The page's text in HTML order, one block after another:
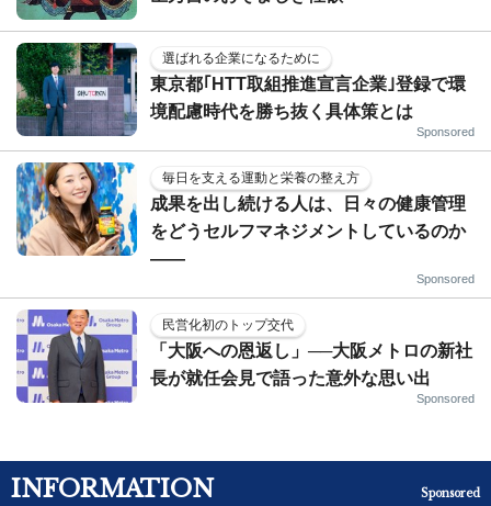
選ばれる企業になるために
東京都｢HTT取組推進宣言企業｣登録で環
境配慮時代を勝ち抜く具体策とは
Sponsored
毎日を支える運動と栄養の整え方
成果を出し続ける人は、日々の健康管理
をどうセルフマネジメントしているのか
——
Sponsored
民営化初のトップ交代
「大阪への恩返し」──大阪メトロの新社
長が就任会見で語った意外な思い出
Sponsored
INFORMATION Sponsored